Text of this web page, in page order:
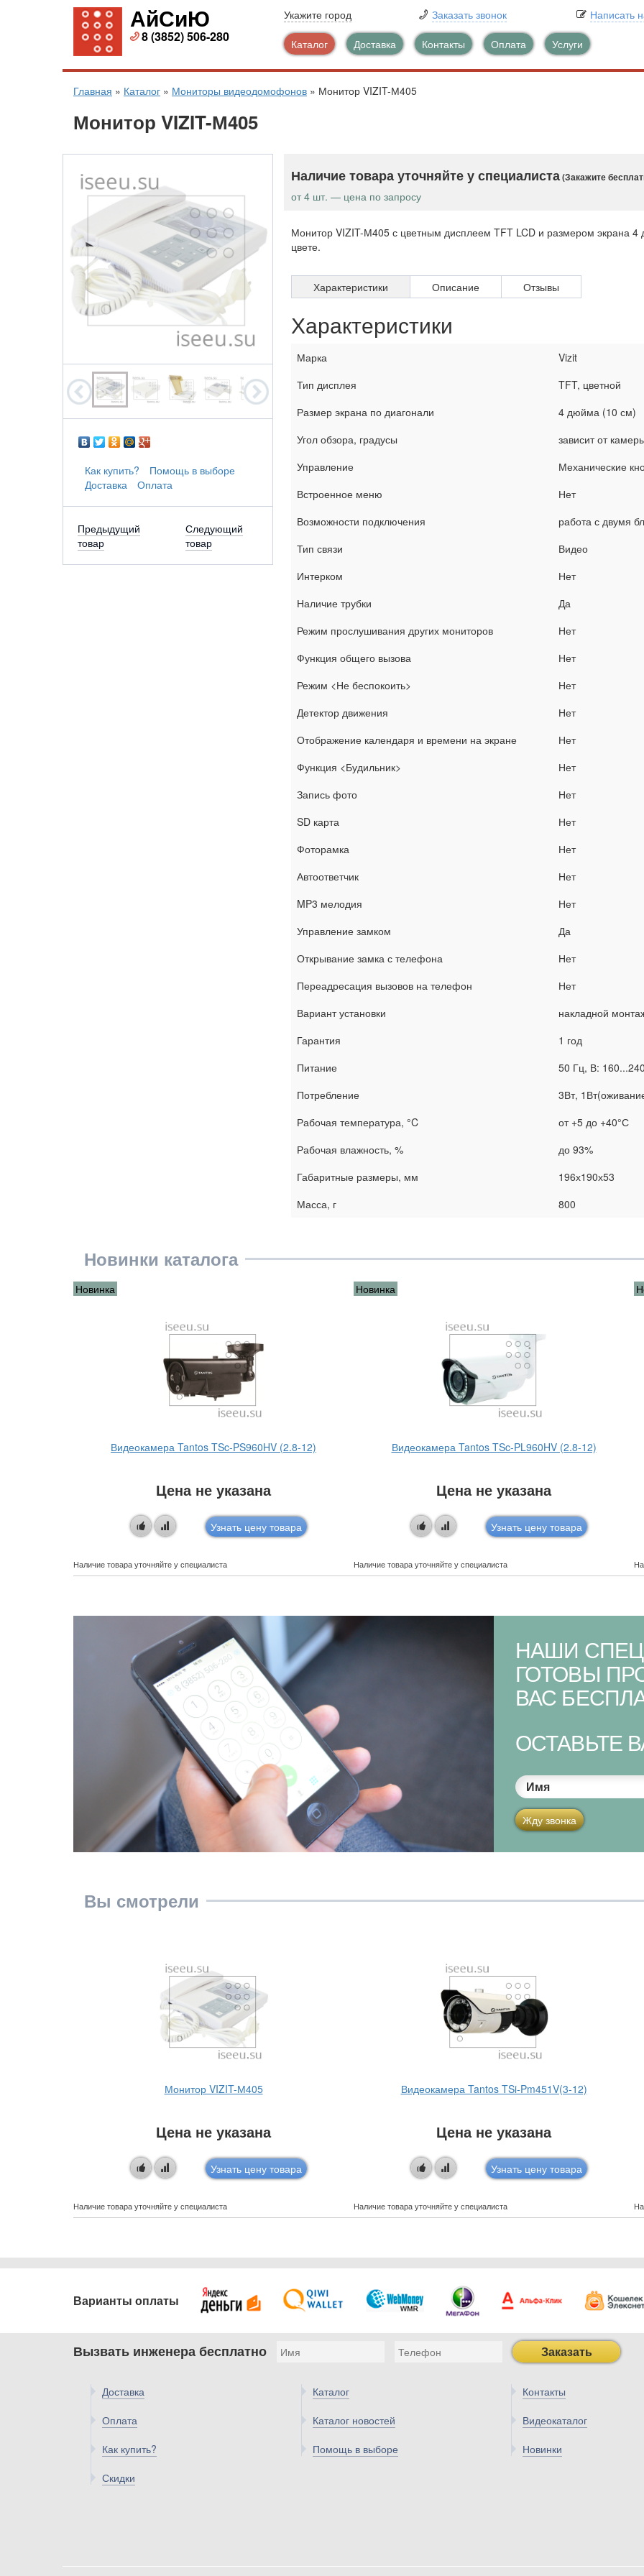
АйСиЮ
8 (3852) 506-280
Укажите город Заказать звонок Написать
Каталог Доставка Контакты Оплата Услуги
Главная » Каталог » Мониторы видеодомофонов » Монитор VIZIT-М405
Монитор VIZIT-М405
Как купить?
Помощь в выборе
Доставка
Оплата
Следующий
товар
Предыдущий
товар
Наличие товара уточняйте у специалиста(Закажите
от 4 шт. — цена по запросу
Монитор VIZIT-М405 с цветным дисплеем TFT LCD и размером экрана
цвете.
Характеристики Описание Отзывы
Характеристики
Марка
Vizit
Тип дисплея
TFT, цветной
Размер экрана по диагонали
4 дюйма (10 см)
Угол обзора, градусы
зависит от
Управление
Механические
Встроенное меню
Нет
Возможности подключения
работа с двумя
Тип связи
Видео
Интерком
Нет
Наличие трубки
Да
Режим прослушивания других мониторов
Нет
Функция общего вызова
Нет
Режим <Не беспокоить>
Нет
Детектор движения
Нет
Отображение календаря и времени на экране
Нет
Функция <Будильник>
Нет
Запись фото
Нет
SD карта
Нет
Фоторамка
Нет
Автоответчик
Нет
MP3 мелодия
Нет
Управление замком
Да
Открывание замка с телефона
Нет
Переадресация вызовов на телефон
Нет
Вариант установки
накладной
Гарантия
1 год
Питание
50 Гц, В: 160...240
Потребление
3Вт,
Рабочая температура, °C
от +5 до +40°С
Рабочая влажность, %
до 93%
Габаритные размеры, мм
196х190х53
Масса, г
800
Новинки каталога
Новинка
Видеокамера Tantos TSc-PS960HV (2.8-12)
Цена не указана
Узнать цену товара
Наличие товара уточняйте у специалиста
Новинка
Видеокамера Tantos TSc-PL960HV (2.8-12)
Цена не указана
Узнать цену товара
Наличие товара уточняйте у специалиста
НАШИ
ГОТОВЫ
ВАС
ОСТАВЬТЕ
Имя
Жду звонка
Вы смотрели
Монитор VIZIT-М405
Цена не указана
Узнать цену товара
Наличие товара уточняйте у специалиста
Видеокамера Tantos TSi-Pm451V(3-12)
Цена не указана
Узнать цену товара
Наличие товара уточняйте у специалиста
Варианты оплаты
Вызвать инженера бесплатно Заказать
Доставка
Оплата
Как купить?
Скидки
Каталог
Каталог новостей
Помощь в выборе
Контакты
Видеокаталог
Новинки